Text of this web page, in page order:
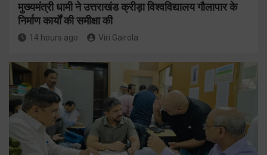
मुख्यमंत्री धामी ने उत्तराखंड क्रीड़ा विश्वविद्यालय गौलापार के
निर्माण कार्यों की समीक्षा की
14 hours ago Viri Gairola